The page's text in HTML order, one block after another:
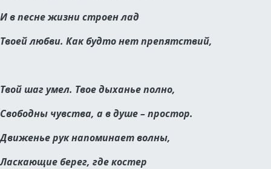
И в песне жизни строен лад
Твоей любви. Как будто нет препятствий,
Твой шаг умел. Твое дыханье полно,
Свободны чувства, а в душе – простор.
Движенье рук напоминает волны,
Ласкающие берег, где костер